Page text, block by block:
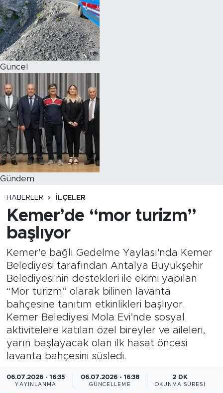
Güncel
Gündem
HABERLER İLÇELER
Kemer’de “mor turizm”
başlıyor
Kemer'e bağlı Gedelme Yaylası'nda Kemer
Belediyesi tarafından Antalya Büyükşehir
Belediyesi'nin destekleri ile ekimi yapılan
“Mor turizm” olarak bilinen lavanta
bahçesine tanıtım etkinlikleri başlıyor.
Kemer Belediyesi Mola Evi’nde sosyal
aktivitelere katılan özel bireyler ve aileleri,
yarın başlayacak olan ilk hasat öncesi
lavanta bahçesini süsledi.
06.07.2026 - 16:35
YAYINLANMA
06.07.2026 - 16:38
GÜNCELLEME
2 DK
OKUNMA SÜRESI
Magazin
Özel Haber
Politika
Resmi İlanlar
Sağlık
Spor
Turizm